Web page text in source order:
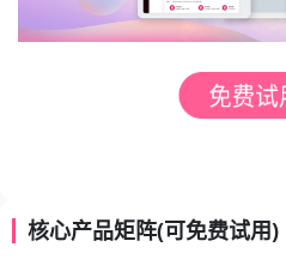
核心产品矩阵(可免费试用)